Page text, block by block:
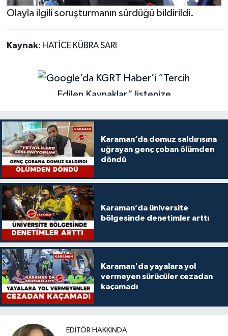
Olayla ilgili soruşturmanın sürdüğü bildirildi.
Kaynak: HATİCE KÜBRA SARI
Karaman’da domuz saldırısına
uğrayan genç çoban ölümden
döndü
Karaman’da üniversite
bölgesinde denetimler arttı
Karaman'da yayalara yol
vermeyen sürücüler cezadan
kaçamadı
EDITÖR HAKKINDA